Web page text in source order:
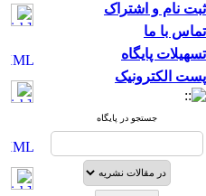
ثبت نام و اشتراک
تماس با ما
تسهیلات پایگاه
پست الکترونیک
جستجو در پایگاه